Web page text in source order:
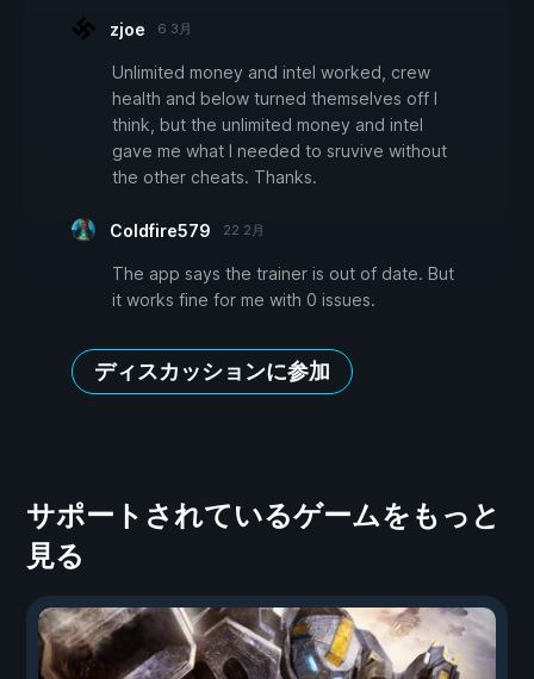
zjoe 6 3月
Unlimited money and intel worked, crew
health and below turned themselves off I
think, but the unlimited money and intel
gave me what I needed to sruvive without
the other cheats. Thanks.
Coldfire579 22 2月
The app says the trainer is out of date. But
it works fine for me with 0 issues.
ディスカッションに参加
サポートされているゲームをもっと
見る